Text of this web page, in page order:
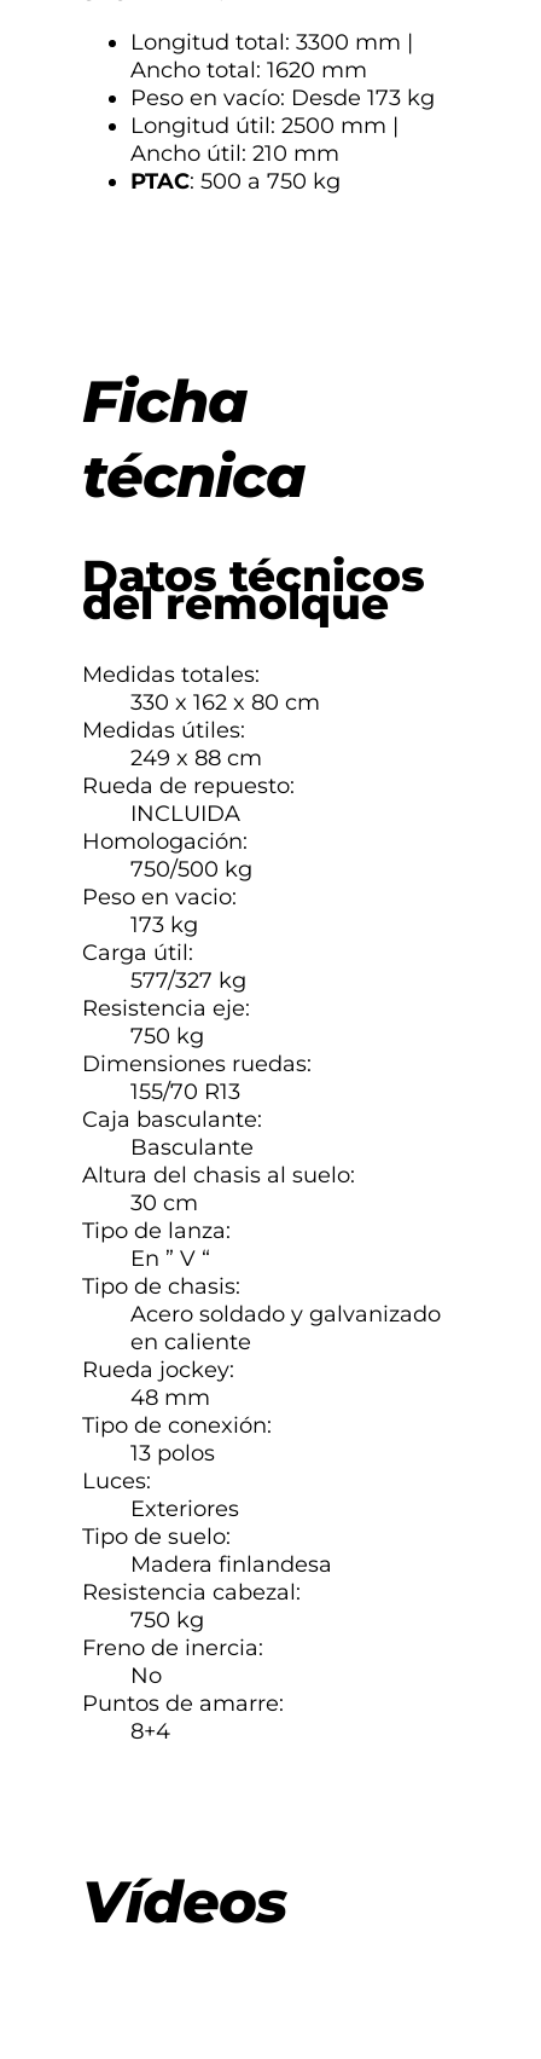
Longitud total: 3300 mm |
Ancho total: 1620 mm
Peso en vacío: Desde 173 kg
Longitud útil: 2500 mm |
Ancho útil: 210 mm
PTAC: 500 a 750 kg
Ficha
técnica
Datos técnicos
del remolque
Medidas totales:
330 x 162 x 80 cm
Medidas útiles:
249 x 88 cm
Rueda de repuesto:
INCLUIDA
Homologación:
750/500 kg
Peso en vacio:
173 kg
Carga útil:
577/327 kg
Resistencia eje:
750 kg
Dimensiones ruedas:
155/70 R13
Caja basculante:
Basculante
Altura del chasis al suelo:
30 cm
Tipo de lanza:
En ” V “
Tipo de chasis:
Acero soldado y galvanizado
en caliente
Rueda jockey:
48 mm
Tipo de conexión:
13 polos
Luces:
Exteriores
Tipo de suelo:
Madera finlandesa
Resistencia cabezal:
750 kg
Freno de inercia:
No
Puntos de amarre:
8+4
Vídeos